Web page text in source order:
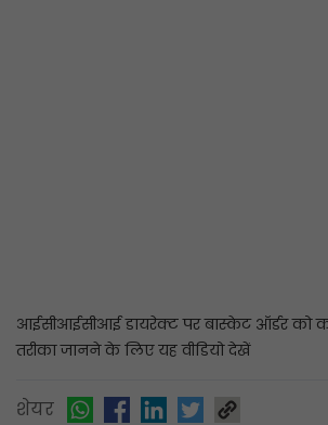
आईसीआईसीआई डायरेक्ट पर बास्केट ऑर्डर को
तरीका जानने के लिए यह वीडियो देखें
शेयर